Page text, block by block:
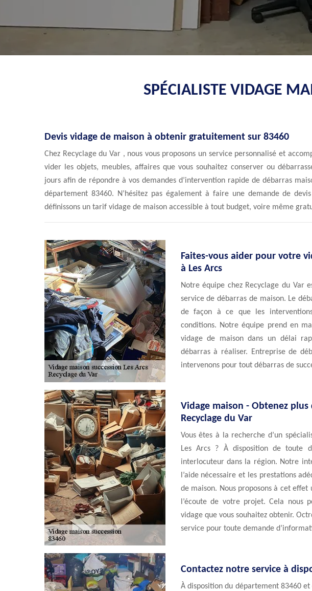
SPÉCIALISTE VIDAGE
Devis vidage de maison à obtenir gratuitement sur 83460
Chez Recyclage du Var , nous vous proposons un service personnalisé et
vider les objets, meubles, affaires que vous souhaitez conserver ou
jours afin de répondre à vos demandes d’intervention rapide de débarras
département 83460. N’hésitez pas également à faire une demande de
définissons un tarif vidage de maison accessible à tout budget, voire même
Faites-vous aider pour votre
à Les Arcs
Notre équipe chez Recyclage du Var
service de débarras de maison. Le
de façon à ce que les
conditions. Notre équipe prend en
vidage de maison dans un délai
débarras à réaliser. Entreprise de
intervenons pour tout débarras de
Vidage maison - Obtenez plus
Recyclage du Var
Vous êtes à la recherche d’un
Les Arcs ? À disposition de toute
interlocuteur dans la région. Notre
l’aide nécessaire et les prestations
de maison. Nous proposons à cet
l’écoute de votre projet. Cela
vidage que vous souhaitez obtenir.
service pour toute demande
Contactez notre service à
À disposition du département 83460